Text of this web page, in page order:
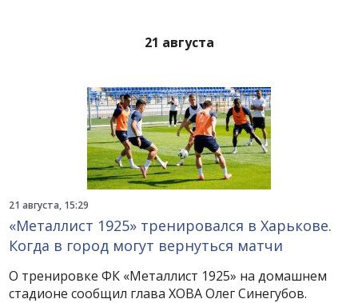
21 августа
21 августа, 15:29
«Металлист 1925» тренировался в Харькове.
Когда в город могут вернуться матчи
О тренировке ФК «Металлист 1925» на домашнем
стадионе сообщил глава ХОВА Олег Синегубов.